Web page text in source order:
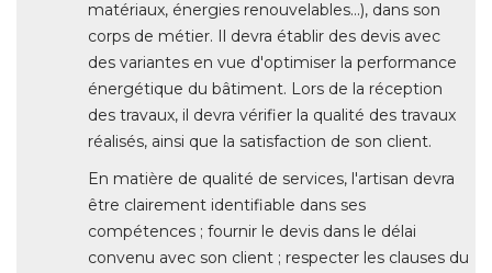
matériaux, énergies renouvelables...), dans son
corps de métier. Il devra établir des devis avec
des variantes en vue d'optimiser la performance
énergétique du bâtiment. Lors de la réception
des travaux, il devra vérifier la qualité des travaux
réalisés, ainsi que la satisfaction de son client.
En matière de qualité de services, l'artisan devra
être clairement identifiable dans ses
compétences ; fournir le devis dans le délai
convenu avec son client ; respecter les clauses du